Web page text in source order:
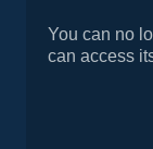
You can no
can access